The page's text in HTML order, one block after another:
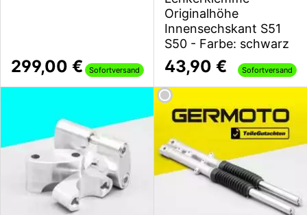
299,00 € Sofortversand
Originalhöhe
Innensechskant S51
S50 - Farbe: schwarz
43,90 € Sofortversand